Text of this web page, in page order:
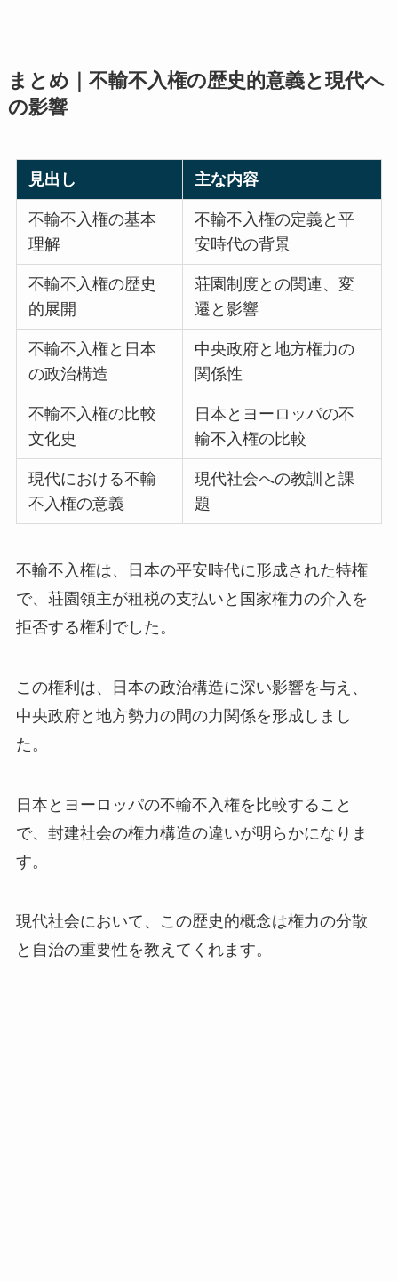
まとめ｜不輸不入権の歴史的意義と現代へ
の影響
見出し 主な内容
不輸不入権の基本
理解
不輸不入権の定義と平
安時代の背景
不輸不入権の歴史
的展開
荘園制度との関連、変
遷と影響
不輸不入権と日本
の政治構造
中央政府と地方権力の
関係性
不輸不入権の比較
文化史
日本とヨーロッパの不
輸不入権の比較
現代における不輸
不入権の意義
現代社会への教訓と課
題
不輸不入権は、日本の平安時代に形成された特権
で、荘園領主が租税の支払いと国家権力の介入を
拒否する権利でした。
この権利は、日本の政治構造に深い影響を与え、
中央政府と地方勢力の間の力関係を形成しまし
た。
日本とヨーロッパの不輸不入権を比較すること
で、封建社会の権力構造の違いが明らかになりま
す。
現代社会において、この歴史的概念は権力の分散
と自治の重要性を教えてくれます。